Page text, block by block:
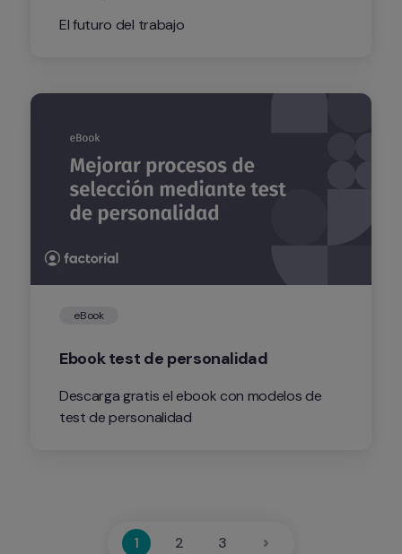
El futuro del trabajo
eBook
Ebook test de personalidad
Descarga gratis el ebook con modelos de
test de personalidad
1 2 3